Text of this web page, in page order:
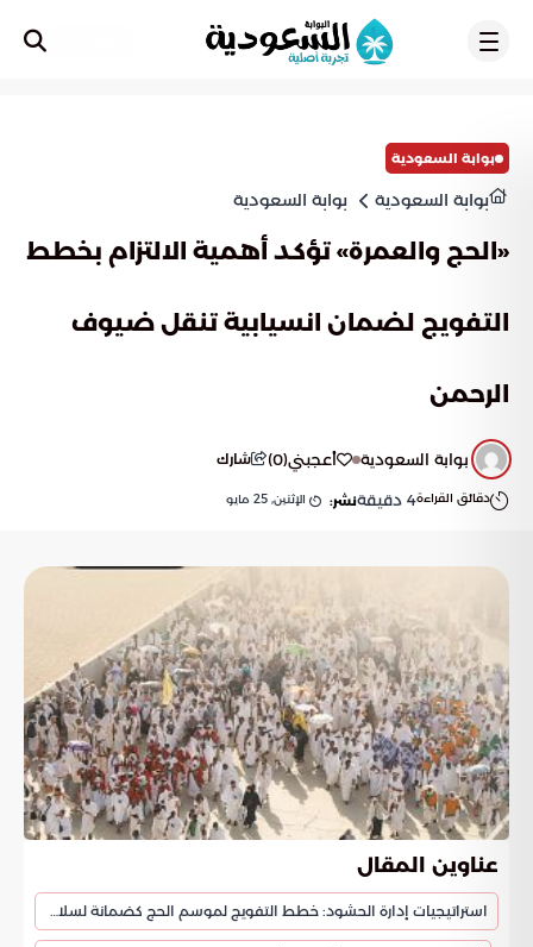
بوابة السعودية
بوابة السعودية بوابة السعودية
«الحج والعمرة» تؤكد أهمية الالتزام بخطط
التفويج لضمان انسيابية تنقل ضيوف
الرحمن
بوابة السعودية أعجبني(
0
) شارك
دقائق القراءة4 دقيقةنشر: الإثنين, 25 مايو
عناوين المقال
استراتيجيات إدارة الحشود: خطط التفويج لموسم الحج كضمانة لسلامة ضيوف الرحمن